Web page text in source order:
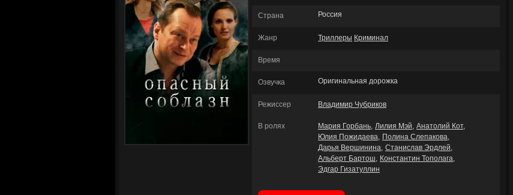
Страна Россия
Жанр Триллеры Криминал
Время
Озвучка Оригинальная дорожка
Режиссер Владимир Чубриков
В ролях Мария Горбань Лилия Мэй Анатолий Кот
Юлия Пожидаева
Полина Слепакова
Дарья Вершинина Станислав Эрдлей
Альберт Бартош
Константин Тополага
Эдгар Гизатуллин